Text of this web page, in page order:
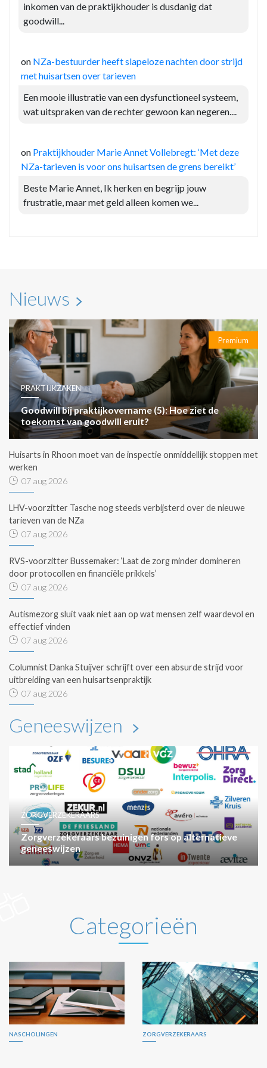
inkomen van de praktijkhouder is dusdanig dat
goodwill...
on NZa-bestuurder heeft slapeloze nachten door strijd
met huisartsen over tarieven
Een mooie illustratie van een dysfunctioneel systeem,
wat uitspraken van de rechter gewoon kan negeren....
on Praktijkhouder Marie Annet Vollebregt: ‘Met deze
NZa-tarieven is voor ons huisartsen de grens bereikt’
Beste Marie Annet, Ik herken en begrijp jouw
frustratie, maar met geld alleen komen we...
Nieuws
Premium
PRAKTIJKZAKEN
Goodwill bij praktijkovername (5): Hoe ziet de
toekomst van goodwill eruit?
Huisarts in Rhoon moet van de inspectie onmiddellijk stoppen met
werken
07 aug 2026
LHV-voorzitter Tasche nog steeds verbijsterd over de nieuwe
tarieven van de NZa
07 aug 2026
RVS-voorzitter Bussemaker: ‘Laat de zorg minder domineren
door protocollen en financiële prikkels’
07 aug 2026
Autismezorg sluit vaak niet aan op wat mensen zelf waardevol en
effectief vinden
07 aug 2026
Columnist Danka Stuijver schrijft over een absurde strijd voor
uitbreiding van een huisartsenpraktijk
07 aug 2026
Geneeswijzen
ZORGVERZEKERAARS
Zorgverzekeraars bezuinigen fors op alternatieve
geneeswijzen
Categorieën
NASCHOLINGEN ZORGVERZEKERAARS